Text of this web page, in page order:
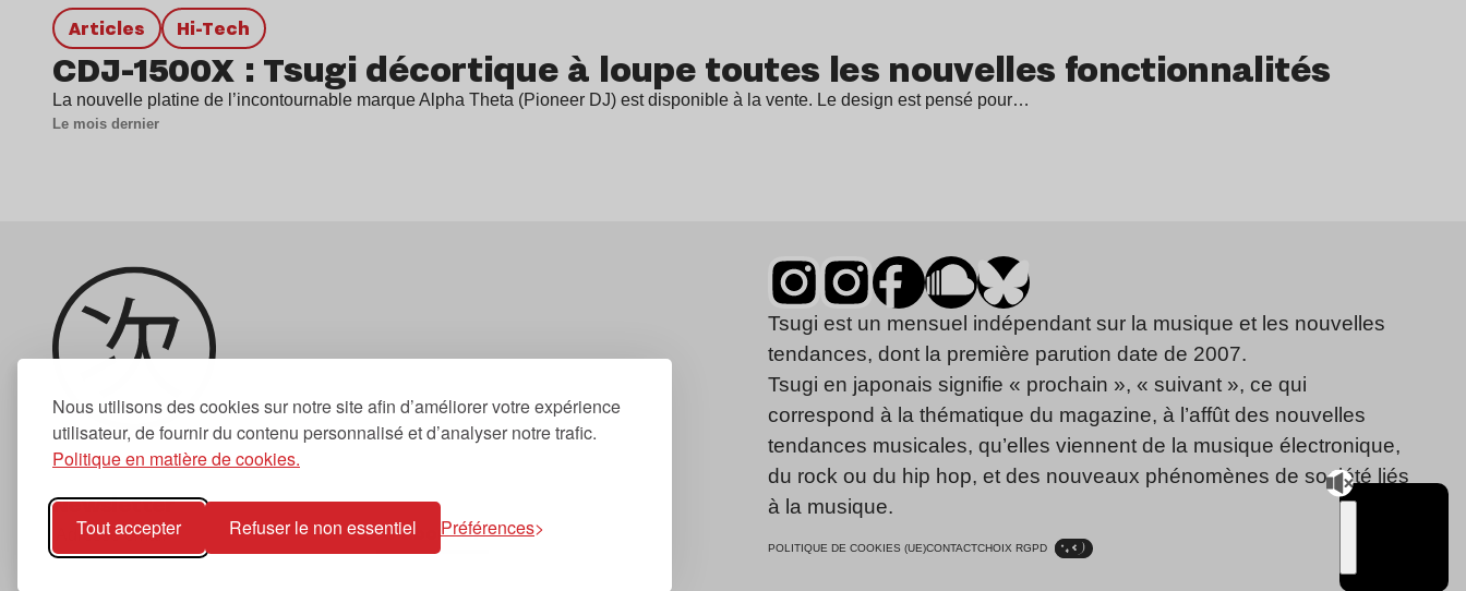
Nous utilisons des cookies sur notre site afin d’améliorer votre expérience
utilisateur, de fournir du contenu personnalisé et d’analyser notre trafic.
Politique en matière de cookies.
Tout accepter Refuser le non essentiel Préférences
Articles Hi-Tech
CDJ-1500X : Tsugi décortique à loupe toutes les nouvelles fonctionnalités
La nouvelle platine de l’incontournable marque Alpha Theta (Pioneer DJ) est disponible à la vente. Le design est pensé pour…
Le mois dernier
Newsletter
S'abonner
Tsugi est un mensuel indépendant sur la musique et les nouvelles
tendances, dont la première parution date de 2007.
Tsugi en japonais signifie « prochain », « suivant », ce qui
correspond à la thématique du magazine, à l’affût des nouvelles
tendances musicales, qu’elles viennent de la musique électronique,
du rock ou du hip hop, et des nouveaux phénomènes de société liés
à la musique.
POLITIQUE DE COOKIES (UE)CONTACTCHOIX RGPD